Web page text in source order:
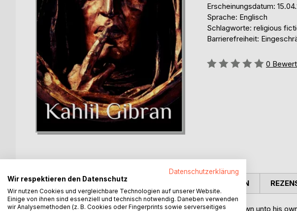
Erscheinungsdatum:
Sprache: Englisch
Schlagworte: religious
Barrierefreiheit:
Bewertung::
0
BESCHREIBUNG
ALMUSTAFA, the chosen and the beloved, who was a dawn unto his
AUTOR/IN PRESSESTIMMEN
Datenschutzerklärung
Wir respektieren den Datenschutz
Wir nutzen Cookies und vergleichbare Technologien auf unserer Website.
Einige von ihnen sind essenziell und technisch notwendig. Daneben verwenden
wir Analysemethoden (z. B. Cookies oder Fingerprints sowie serverseitiges